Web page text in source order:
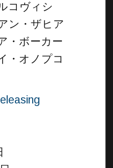
コヴィシ
ン・ザヒア
・ボーカー
・オノプコ